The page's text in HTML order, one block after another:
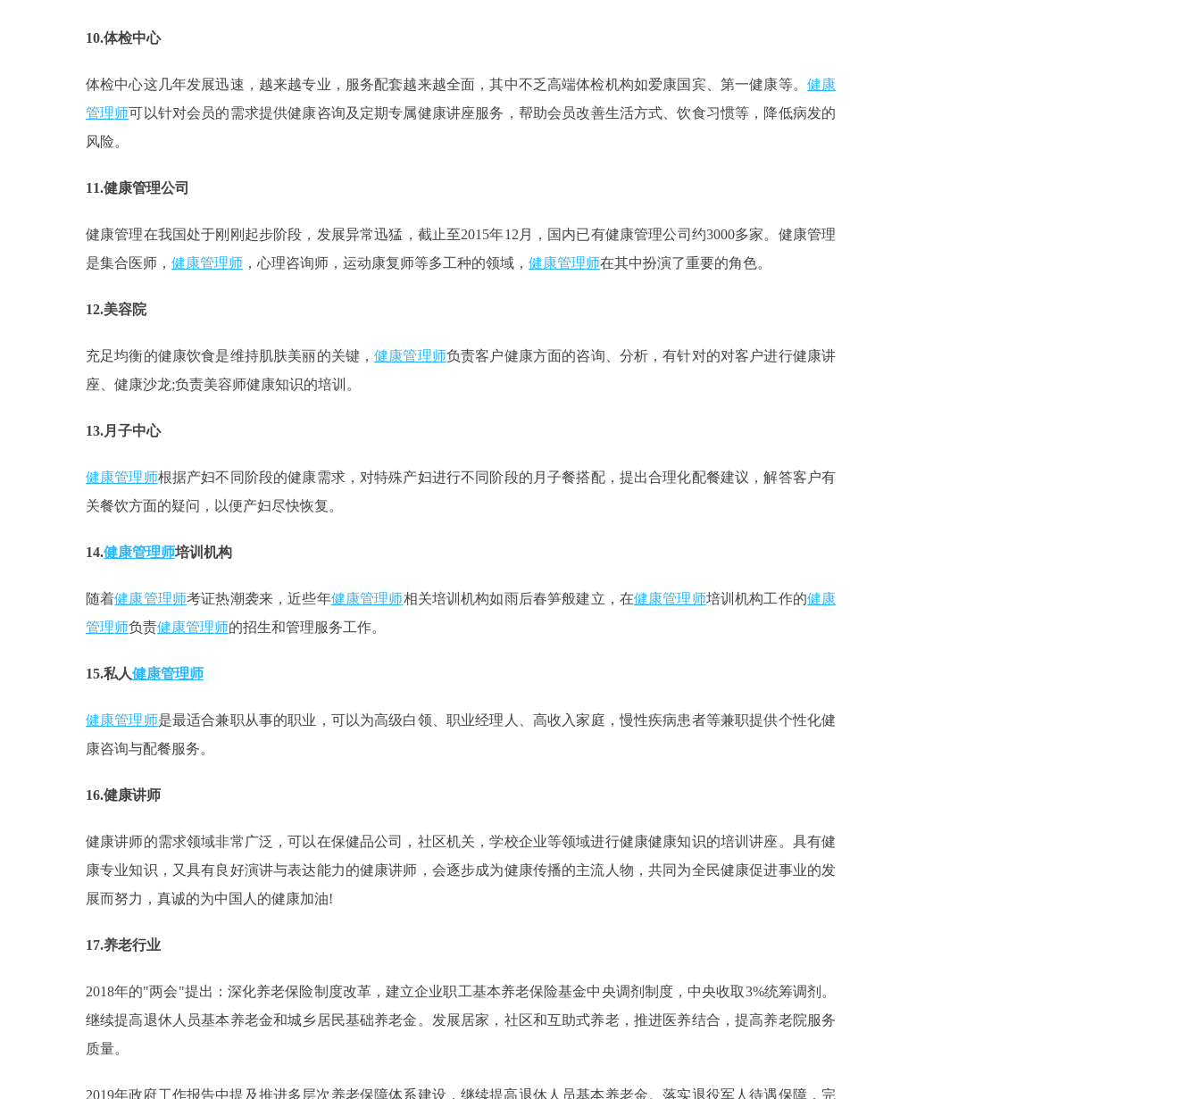
10.体检中心
体检中心这几年发展迅速，越来越专业，服务配套越来越全面，其中不乏高端体检机构如爱康国宾、第一健康等。 健康
管理师可以针对会员的需求提供健康咨询及定期专属健康讲座服务，帮助会员改善生活方式、饮食习惯等，降低病发的
风险。
11.健康管理公司
健康管理在我国处于刚刚起步阶段，发展异常迅猛，截止至2015年12月，国内已有健康管理公司约3000多家。健康管理
是集合医师， 健康管理师 ，心理咨询师，运动康复师等多工种的领域， 健康管理师在其中扮演了重要的角色。
12.美容院
充足均衡的健康饮食是维持肌肤美丽的关键，健康管理师负责客户健康方面的咨询、分析，有针对的对客户进行健康讲
座、健康沙龙;负责美容师健康知识的培训。
13.月子中心
健康管理师根据产妇不同阶段的健康需求，对特殊产妇进行不同阶段的月子餐搭配，提出合理化配餐建议，解答客户有
关餐饮方面的疑问，以便产妇尽快恢复。
14.健康管理师培训机构
随着健康管理师考证热潮袭来，近些年健康管理师相关培训机构如雨后春笋般建立，在健康管理师培训机构工作的健康
管理师负责健康管理师的招生和管理服务工作。
15.私人健康管理师
健康管理师是最适合兼职从事的职业，可以为高级白领、职业经理人、高收入家庭，慢性疾病患者等兼职提供个性化健
康咨询与配餐服务。
16.健康讲师
健康讲师的需求领域非常广泛，可以在保健品公司，社区机关，学校企业等领域进行健康健康知识的培训讲座。具有健
康专业知识，又具有良好演讲与表达能力的健康讲师，会逐步成为健康传播的主流人物，共同为全民健康促进事业的发
展而努力，真诚的为中国人的健康加油!
17.养老行业
2018年的"两会"提出：深化养老保险制度改革，建立企业职工基本养老保险基金中央调剂制度，中央收取3%统筹调剂。
继续提高退休人员基本养老金和城乡居民基础养老金。发展居家，社区和互助式养老，推进医养结合，提高养老院服务
质量。
2019年政府工作报告中提及推进多层次养老保障体系建设，继续提高退休人员基本养老金。落实退役军人待遇保障，完